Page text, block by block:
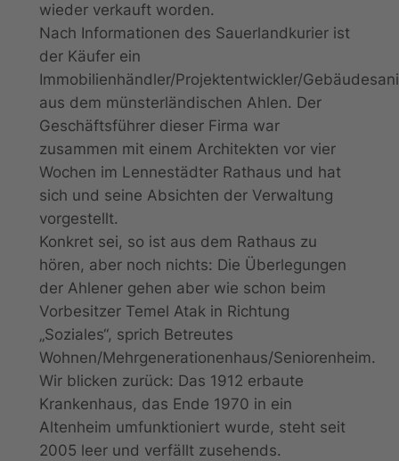
wieder verkauft worden.
Nach Informationen des Sauerlandkurier ist
der Käufer ein
Immobilienhändler/Projektentwickler/
aus dem münsterländischen Ahlen. Der
Geschäftsführer dieser Firma war
zusammen mit einem Architekten vor vier
Wochen im Lennestädter Rathaus und hat
sich und seine Absichten der Verwaltung
vorgestellt.
Konkret sei, so ist aus dem Rathaus zu
hören, aber noch nichts: Die Überlegungen
der Ahlener gehen aber wie schon beim
Vorbesitzer Temel Atak in Richtung
„Soziales“, sprich Betreutes
Wohnen/Mehrgenerationenhaus/Seniorenheim.
Wir blicken zurück: Das 1912 erbaute
Krankenhaus, das Ende 1970 in ein
Altenheim umfunktioniert wurde, steht seit
2005 leer und verfällt zusehends.